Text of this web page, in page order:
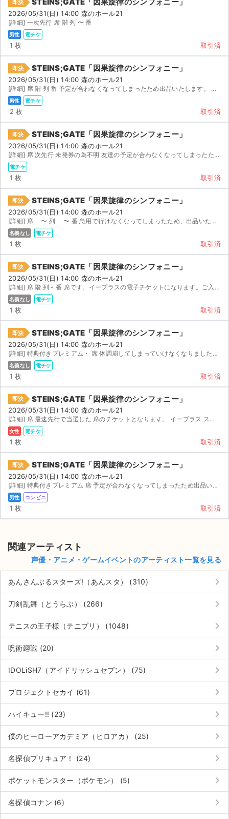
即決
2026/05/31(日) 14:00 森のホール21
[詳細] 一次先行 席 階 列 〜 番
男性 電チケ
1 枚 取引済
即決 STEINS;GATE「因果旋律のシンフォニー」
2026/05/31(日) 14:00 森のホール21
[詳細] 席 階 列 番 予定が合わなくなってしまったため出品いたします。 【お渡し方...
男性 電チケ
2 枚 取引済
即決 STEINS;GATE「因果旋律のシンフォニー」
2026/05/31(日) 14:00 森のホール21
[詳細] 席 次先行 未発券の為不明 友達の予定が合わなくなってしまったため出品いたします。 次...
電チケ
1 枚 取引済
即決 STEINS;GATE「因果旋律のシンフォニー」
2026/05/31(日) 14:00 森のホール21
[詳細] 席 〜 列 〜 番 急用で行けなくなってしまったため、出品いたします。 イープラ...
名義なし 電チケ
1 枚 取引済
即決 STEINS;GATE「因果旋律のシンフォニー」
2026/05/31(日) 14:00 森のホール21
[詳細] 席 階 列 - 番 席です。イープラスの電子チケットになります。ご入金確認後、速...
名義なし 電チケ
1 枚 取引済
即決 STEINS;GATE「因果旋律のシンフォニー」
2026/05/31(日) 14:00 森のホール21
[詳細] 特典付きプレミアム・ 席 体調崩してしまっていけなくなりました…シュタゲファンの人に届くと嬉し...
名義なし 電チケ
1 枚 取引済
即決 STEINS;GATE「因果旋律のシンフォニー」
2026/05/31(日) 14:00 森のホール21
[詳細] 席 最速先行で当選した 席のチケットとなります。 イープラス スマチケの譲渡のため、 イ...
女性 電チケ
1 枚 取引済
即決 STEINS;GATE「因果旋律のシンフォニー」
2026/05/31(日) 14:00 森のホール21
[詳細] 特典付きプレミアム 席 予定が合わなくなってしまったため出品いたします。 【お渡し方法】...
男性 コンビニ
1 枚 取引済
関連アーティスト
声優・アニメ・ゲームイベントのアーティスト一覧を見る
あんさんぶるスターズ!（あんスタ） (310) keyboard_arrow_right
刀剣乱舞（とうらぶ） (266) keyboard_arrow_right
テニスの王子様（テニプリ） (1048) keyboard_arrow_right
呪術廻戦 (20) keyboard_arrow_right
IDOLiSH7（アイドリッシュセブン） (75) keyboard_arrow_right
プロジェクトセカイ (61) keyboard_arrow_right
ハイキュー!! (23) keyboard_arrow_right
僕のヒーローアカデミア（ヒロアカ） (25) keyboard_arrow_right
名探偵プリキュア！ (24) keyboard_arrow_right
ポケットモンスター（ポケモン） (5) keyboard_arrow_right
名探偵コナン (6) keyboard_arrow_right